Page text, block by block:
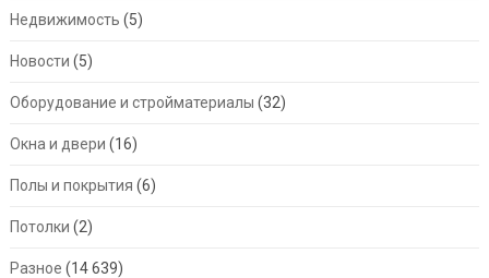
Недвижимость (5)
Новости (5)
Оборудование и стройматериалы (32)
Окна и двери (16)
Полы и покрытия (6)
Потолки (2)
Разное (14 639)